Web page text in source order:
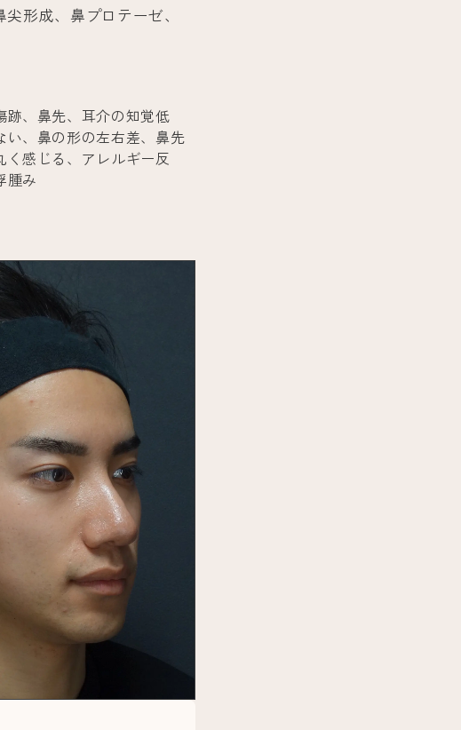
形成、鼻プロテーゼ、
跡、鼻先、耳介の知覚低
い、鼻の形の左右差、鼻先
感じる、アレルギー反
腫み